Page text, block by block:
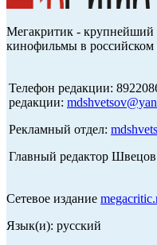
Мегакритик - крупнейший
кинофильмы в российском
Телефон редакции:
редакции:
Рекламный отдел:
Главный редактор
Сетевое издание
Язык(и): русский